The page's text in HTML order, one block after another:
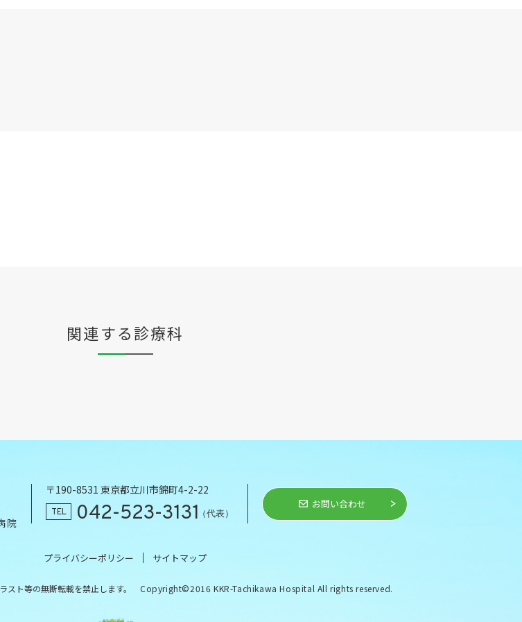
関連する診療科
院
〒190-8531 東京都立川市錦町4-2-22
TEL 042-523-3131 （代表）
お問い合わせ
プライバシーポリシー サイトマップ
スト等の無断転載を禁止します。 Copyright©2016 KKR-Tachikawa Hospital All rights reserved.